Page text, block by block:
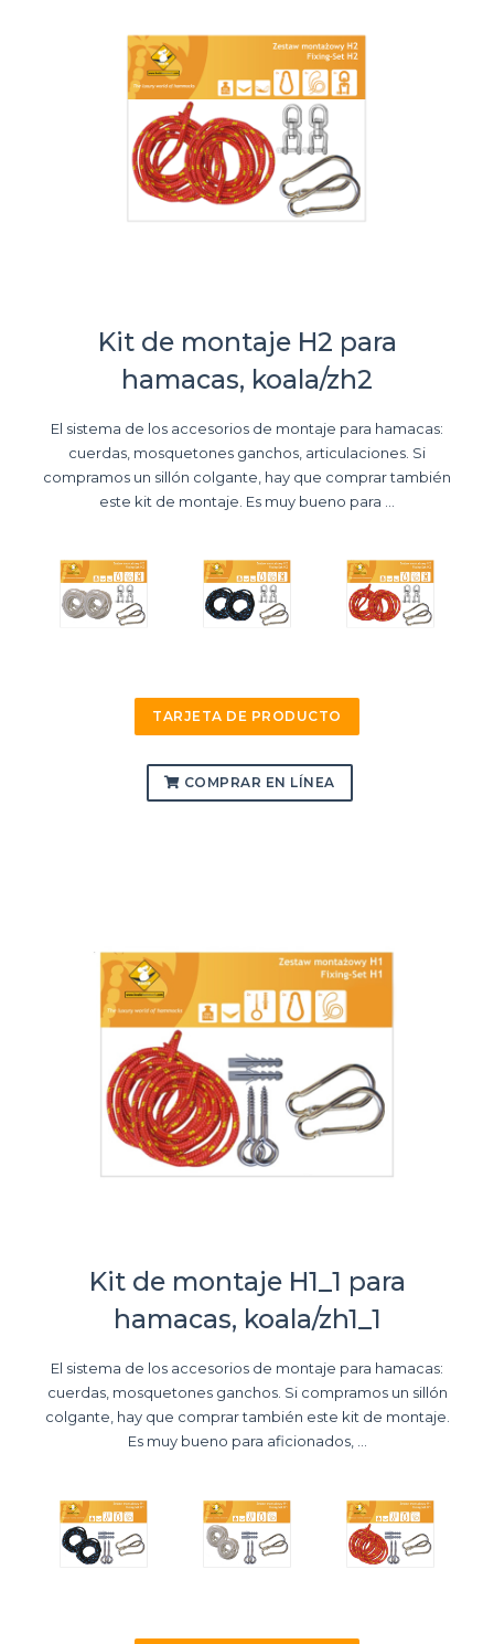
Kit de montaje H2 para
hamacas, koala/zh2
El sistema de los accesorios de montaje para hamacas:
cuerdas, mosquetones ganchos, articulaciones. Si
compramos un sillón colgante, hay que comprar también
este kit de montaje. Es muy bueno para ...
TARJETA DE PRODUCTO
COMPRAR EN LÍNEA
Kit de montaje H1_1 para
hamacas, koala/zh1_1
El sistema de los accesorios de montaje para hamacas:
cuerdas, mosquetones ganchos. Si compramos un sillón
colgante, hay que comprar también este kit de montaje.
Es muy bueno para aficionados, ...